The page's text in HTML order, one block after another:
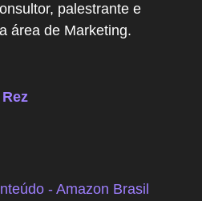
palestrante e
área de Marketing.
- Amazon Brasil